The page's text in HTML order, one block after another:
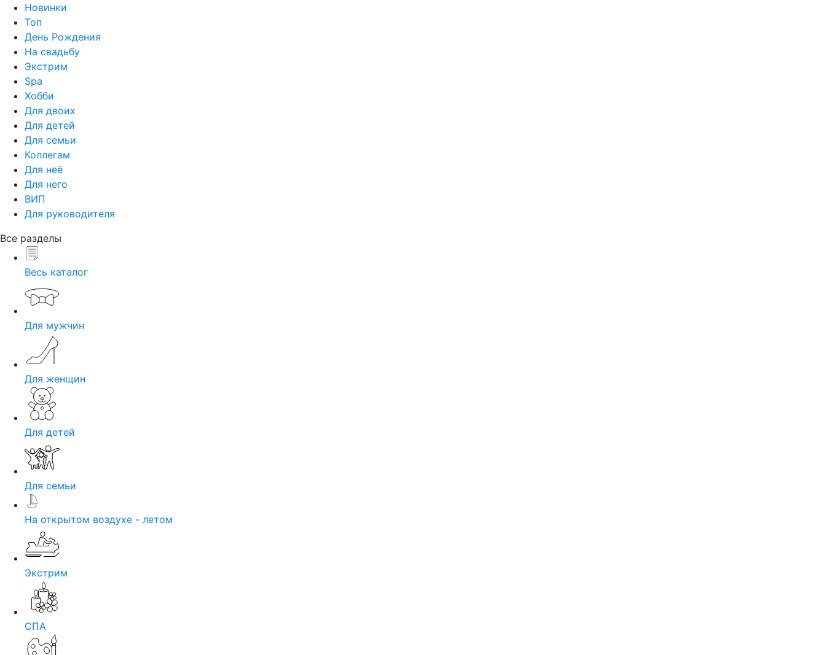
Новинки
Топ
День Рождения
На свадьбу
Экстрим
Spa
Хобби
Для двоих
Для детей
Для семьи
Коллегам
Для неё
Для него
ВИП
Для руководителя
Все разделы
Весь каталог
Для мужчин
Для женщин
Для детей
Для семьи
На открытом воздухе - летом
Экстрим
СПА